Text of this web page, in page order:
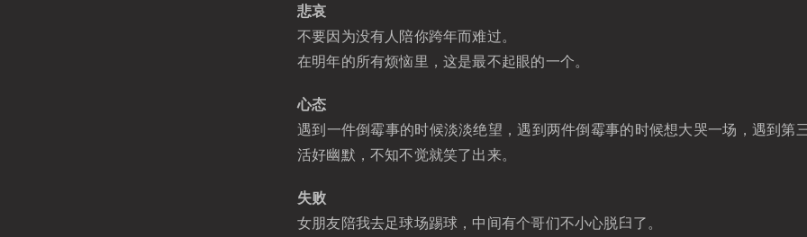
悲哀
不要因为没有人陪你跨年而难过。
在明年的所有烦恼里，这是最不起眼的一个。
心态
遇到一件倒霉事的时候淡淡绝望，遇到两件倒霉事的时候想大哭一场，遇到第
活好幽默，不知不觉就笑了出来。
失败
女朋友陪我去足球场踢球，中间有个哥们不小心脱臼了。